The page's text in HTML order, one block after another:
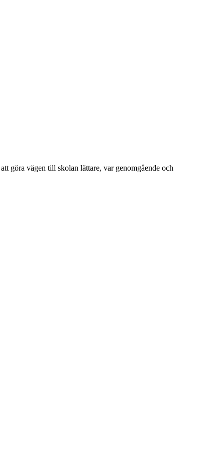
göra vägen till skolan lättare, var genomgående och